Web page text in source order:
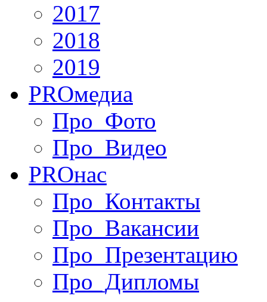
2017
2018
2019
PROмедиа
Про_Фото
Про_Видео
PROнас
Про_Контакты
Про_Вакансии
Про_Презентацию
Про_Дипломы